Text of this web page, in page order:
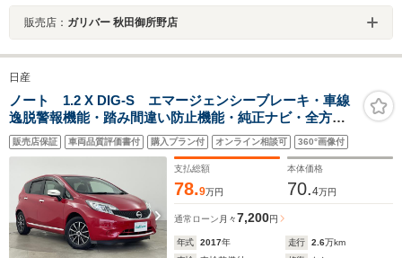
販売店： ガリバー 秋田御所野店
日産
ノート 1.2 X DIG-S エマージェンシーブレーキ・車線
逸脱警報機能・踏み間違い防止機能・純正ナビ・全方位
カメラ・ETC・社外前後ドライブレコーダー・LEDライ
ト・スマートキー・プッシュスタート・ステアリングス
販売店保証 車両品質評価書付 購入プラン付 オンライン相談可 360°画像付
支払総額
78.9万円
本体価格
70.4万円
通常ローン 月々7,200円
年式 2017年 走行 2.6万km